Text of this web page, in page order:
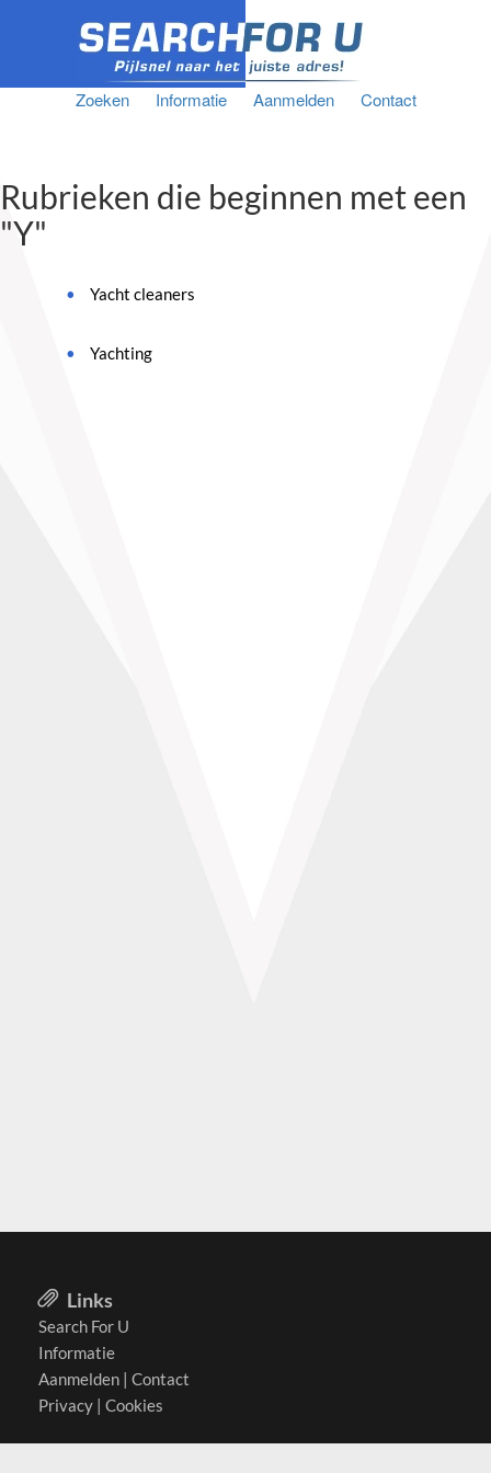
Zoeken Informatie Aanmelden Contact
Rubrieken die beginnen met een
"Y"
Yacht cleaners
Yachting
Links
Search For U
Informatie
Aanmelden | Contact
Privacy | Cookies